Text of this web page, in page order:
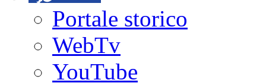
Portale storico
WebTv
YouTube